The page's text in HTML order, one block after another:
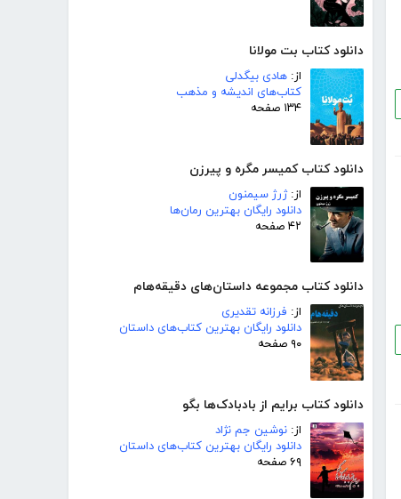
دانلود کتاب بت مولانا
از: هادی بیگدلی
کتاب‌های اندیشه و مذهب
۱۳۴ صفحه
دانلود کتاب کمیسر مگره و پیرزن
از:ژرژ سیمنون
دانلود رایگان بهترین رمان‌ها
۴۲ صفحه
دانلود کتاب مجموعه داستان‌های دقیقه‌هام
از: فرزانه تقدیری
دانلود رایگان بهترین کتاب‌های داستان
۹۰ صفحه
دانلود کتاب برایم از بادبادک‌ها بگو
از: نوشین جم نژاد
دانلود رایگان بهترین کتاب‌های داستان
۶۹ صفحه